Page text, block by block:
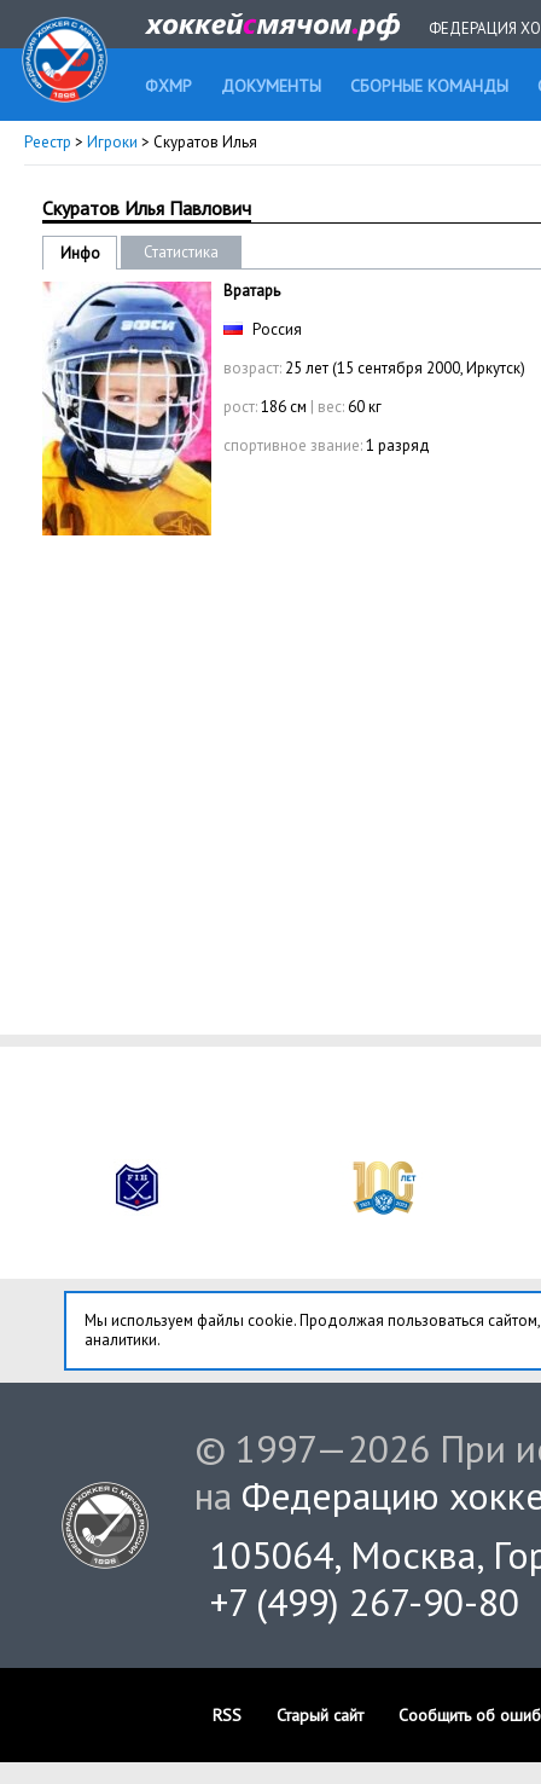
ФЕДЕРАЦИЯ
ФХМР ДОКУМЕНТЫ СБОРНЫЕ КОМАНДЫ
Реестр > Игроки > Скуратов Илья
Скуратов Илья Павлович
Инфо
Статистика
Вратарь
Россия
возраст: 25 лет (15 сентября 2000, Иркутск)
рост:186 см | вес:60 кг
спортивное звание:1 разряд
Мы используем файлы cookie. Продолжая пользоваться
аналитики.
© 1997—2026 При
на Федерацию
105064, Москва,
+7 (499) 267-90-80
RSS Старый сайт Сообщить об